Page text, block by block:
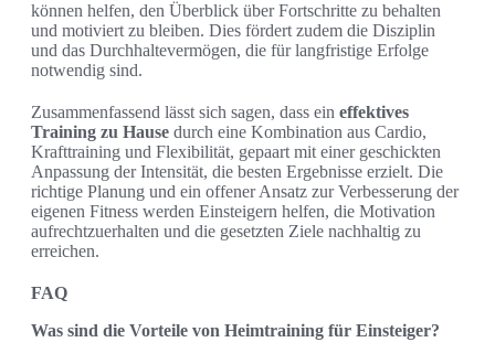
können helfen, den Überblick über Fortschritte zu behalten
und motiviert zu bleiben. Dies fördert zudem die Disziplin
und das Durchhaltevermögen, die für langfristige Erfolge
notwendig sind.
Zusammenfassend lässt sich sagen, dass ein effektives
Training zu Hause durch eine Kombination aus Cardio,
Krafttraining und Flexibilität, gepaart mit einer geschickten
Anpassung der Intensität, die besten Ergebnisse erzielt. Die
richtige Planung und ein offener Ansatz zur Verbesserung der
eigenen Fitness werden Einsteigern helfen, die Motivation
aufrechtzuerhalten und die gesetzten Ziele nachhaltig zu
erreichen.
FAQ
Was sind die Vorteile von Heimtraining für Einsteiger?